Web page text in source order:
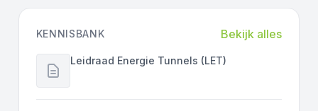
KENNISBANK Bekijk alles
Leidraad Energie Tunnels (LET)